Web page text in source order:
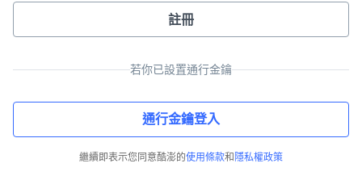
註冊
若你已設置通行金鑰
通行金鑰登入
繼續即表示您同意酷澎的使用條款和 隱私權政策